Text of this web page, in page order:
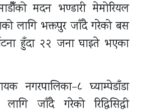
मदन भण्डारी मेमोरियल
लागि भक्तपुर जाँदै गरेको बस
हुँदा २२ जना घाइते भएका
नगरपालिका–८ घ्याम्पेडाँडा
जाँदै गरेको रिद्धिसिद्धी